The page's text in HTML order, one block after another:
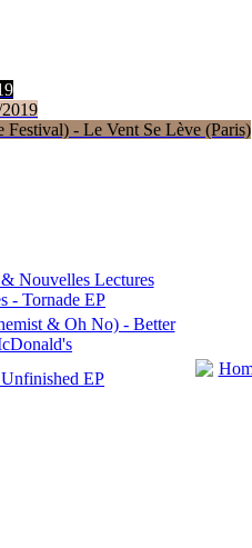
- Le Vent Se Lève (Paris)